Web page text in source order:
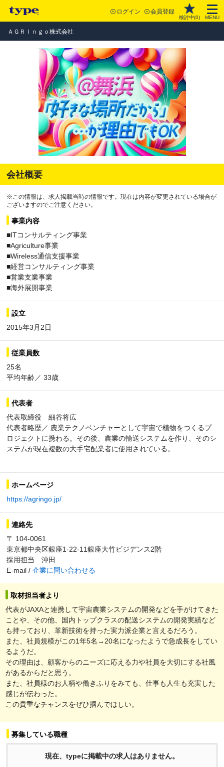
ログイン 会員登録
検討中(0) MENU
ＡＧＲＩｎｇｏ株式会社
会社概要
※この情報は、求人掲載当時の情報です。現在は内容が変更されている場合が
ございますのでご注意ください。
事業内容
■ITコンサルティング事業
■Agriculture事業
■Wireless通信支援事業
■経営コンサルティング事業
■営業支業事業
■海外展開事業
設立
2015年3月2日
従業員数
25名
平均年齢／ 33歳
代表者
代表取締役 細谷将広
代表者略歴／ 農業テクノベンチャーとして宇宙で植物をつくるプ
ロジェクトに携わる。その後、農業の輸送システムを作り、そのシ
ステムが現在複数の大手宅配業者に使用されている。
ホームページ
https://agringo.jp/
連絡先
〒 104-0061
東京都中央区銀座1-22-11銀座大竹ビジデンス2階
採用担当 沖田
E-mail / 企業に問い合わせる
取材担当者より
代表がJAXAと連携して宇宙農業システムの開発などを手がけてきた
ことや、その他、国内トップクラスの配送システムの開発実績など
も持っており、革新技術を持った実力派企業と言えるだろう。
また、社員規模がこの1年5名→20名になったようで急成長をしてい
るようだ。
その理由は、顧客からのニーズに応える力や社員を大切にする社風
があるからだと思う。
また、社員様のお人柄や働きふりをみても、仕事も人生も充実した
感じが伝わった。
この貴重なチャンスをぜひ掴んでほしい。
募集している職種
現在、typeに掲載中の求人はありません。